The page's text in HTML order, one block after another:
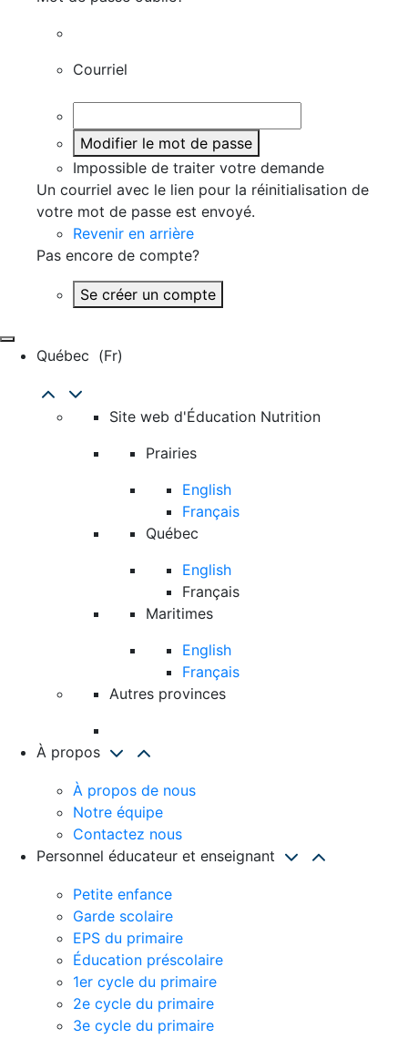
Courriel
Modifier le mot de passe
Impossible de traiter votre demande
Un courriel avec le lien pour la réinitialisation de
votre mot de passe est envoyé.
Revenir en arrière
Pas encore de compte?
Se créer un compte
Québec (fr)
Site web d'Éducation Nutrition
Prairies
English
Français
Québec
English
Français
Maritimes
English
Français
Autres provinces
À propos
À propos de nous
Notre équipe
Contactez nous
Personnel éducateur et enseignant
Petite enfance
Garde scolaire
EPS du primaire
Éducation préscolaire
1er cycle du primaire
2e cycle du primaire
3e cycle du primaire